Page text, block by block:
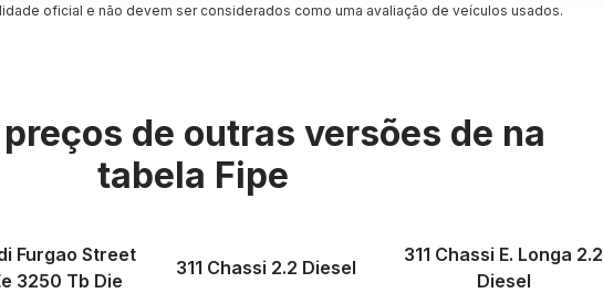
oficial e não devem ser considerados como uma avaliação de veículos usados.
de outras versões de na
tabela Fipe
Furgao Street
3250 Tb Die
311 Chassi 2.2 Diesel
311 Chassi E. Longa 2.2
Diesel